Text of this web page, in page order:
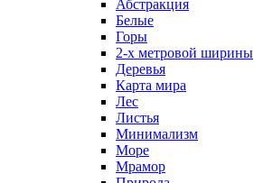
Абстракция
Белые
Горы
2-х метровой ширины
Деревья
Карта мира
Лес
Листья
Минимализм
Море
Мрамор